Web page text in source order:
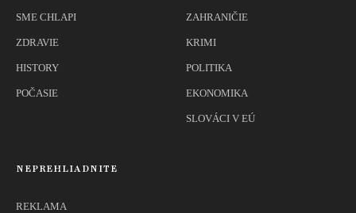
SME CHLAPI
ZDRAVIE
HISTORY
POČASIE
ZAHRANIČIE
KRIMI
POLITIKA
EKONOMIKA
SLOVÁCI V EÚ
NEPREHLIADNITE
REKLAMA